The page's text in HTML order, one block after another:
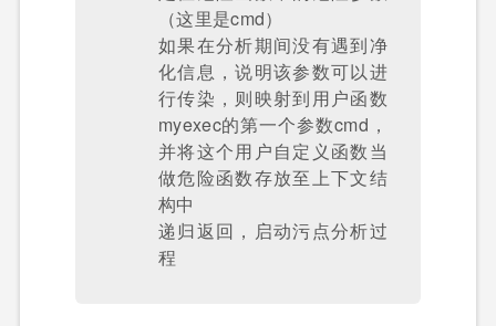
（这里是cmd）
如果在分析期间没有遇到净
化信息，说明该参数可以进
行传染，则映射到用户函数
myexec的第一个参数cmd，
并将这个用户自定义函数当
做危险函数存放至上下文结
构中
递归返回，启动污点分析过
程